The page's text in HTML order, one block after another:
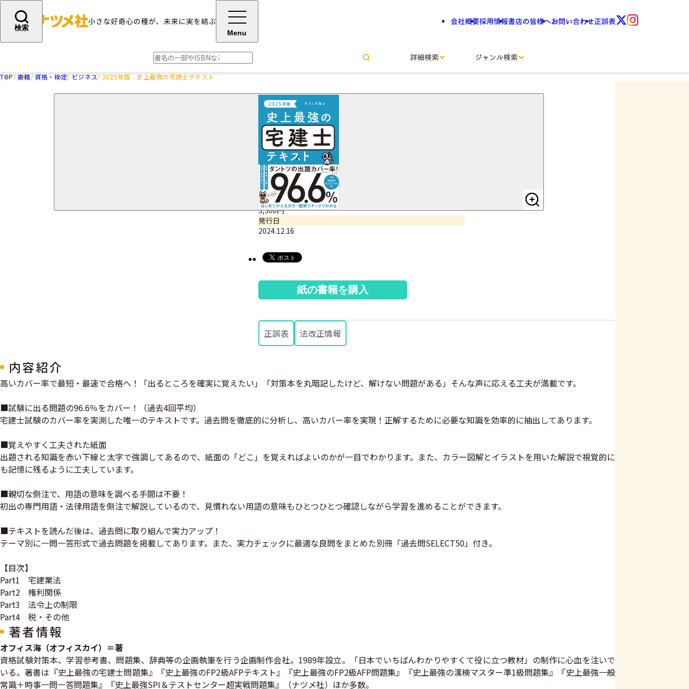
会社概要採用情報書店の皆様へお問い合わせ正誤表
検索
Menu
詳細検索 ジャンル検索
TOP 書籍 資格・検定 ビジネス 2025年版 史上最強の宅建士テキスト
2025年版 史上最強の宅建士テキスト
オフィス海＝著
サイズ・ページ数
A5判・704ページ
ISBNコード
9784816376511
価格（税込）
3,300円
発行日
2024.12.16
紙の書籍を購入
正誤表 法改正情報
内容紹介
高いカバー率で最短・最速で合格へ！「出るところを確実に覚えたい」「対策本を丸暗記したけど、解けない問題がある」そんな声に応える工夫が満載です。
■試験に出る問題の96.6％をカバー！（過去4回平均）
宅建士試験のカバー率を実測した唯一のテキストです。過去問を徹底的に分析し、高いカバー率を実現！正解するために必要な知識を効率的に抽出してあります。
■覚えやすく工夫された紙面
出題される知識を赤い下線と太字で強調してあるので、紙面の「どこ」を覚えればよいのかが一目でわかります。また、カラー図解とイラストを用いた解説で視覚的に
も記憶に残るように工夫しています。
■親切な側注で、用語の意味を調べる手間は不要！
初出の専門用語・法律用語を側注で解説しているので、見慣れない用語の意味もひとつひとつ確認しながら学習を進めることができます。
■テキストを読んだ後は、過去問に取り組んで実力アップ！
テーマ別に一問一答形式で過去問題を掲載してあります。また、実力チェックに最適な良問をまとめた別冊「過去問SELECT50」付き。
【目次】
Part1 宅建業法
Part2 権利関係
Part3 法令上の制限
Part4 税・その他
著者情報
オフィス海（オフィスカイ）＝著
資格試験対策本、学習参考書、問題集、辞典等の企画執筆を行う企画制作会社。1989年設立。「日本でいちばんわかりやすくて役に立つ教材」の制作に心血を注いで
いる。著書は『史上最強の宅建士問題集』『史上最強のFP2級AFPテキスト』『史上最強のFP2級AFP問題集』『史上最強の漢検マスター準1級問題集』『史上最強一般
常識＋時事一問一答問題集』『史上最強SPI＆テストセンター超実戦問題集』（ナツメ社）ほか多数。